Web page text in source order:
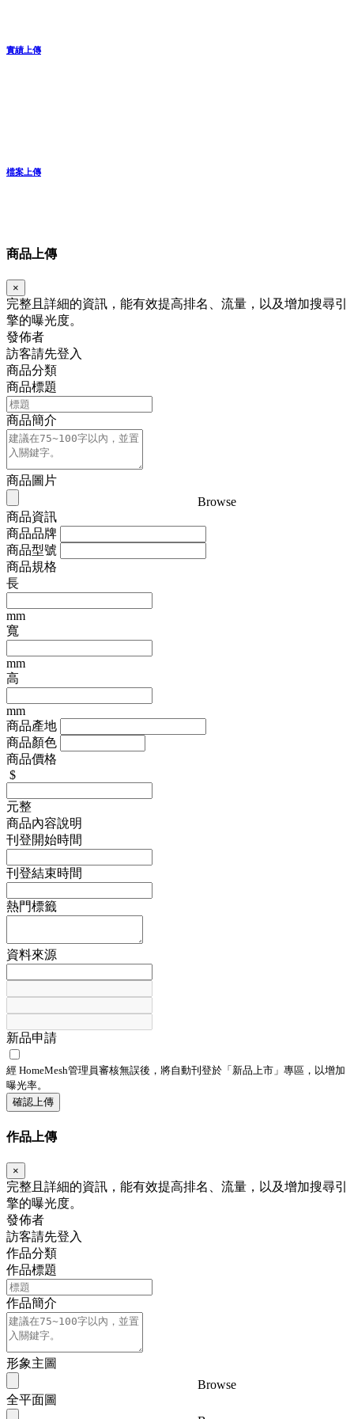
實績上傳
檔案上傳
商品上傳
×
完整且詳細的資訊，能有效提高排名、流量，以及增加搜尋引
擎的曝光度。
發佈者
訪客請先登入
商品分類
商品標題
商品簡介
商品圖片
Browse
商品資訊
商品品牌
商品型號
商品規格
長
mm
寬
mm
高
mm
商品產地
商品顏色
商品價格
$
元整
商品內容說明
刊登開始時間
刊登結束時間
熱門標籤
資料來源
新品申請
經 HomeMesh管理員審核無誤後，將自動刊登於「 新品上市 」專區，以增加
曝光率。
確認上傳
作品上傳
×
完整且詳細的資訊，能有效提高排名、流量，以及增加搜尋引
擎的曝光度。
發佈者
訪客請先登入
作品分類
作品標題
作品簡介
形象主圖
Browse
全平面圖